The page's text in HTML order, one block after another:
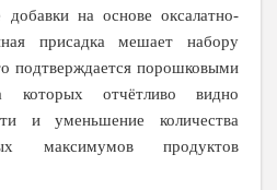
на основе оксалатно-
присадка мешает набору
подтверждается порошковыми
которых отчётливо видно
и уменьшение количества
максимумов продуктов